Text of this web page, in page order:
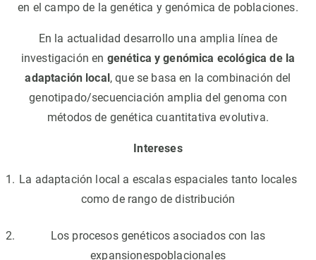
en el campo de la genética y genómica de poblaciones.
En la actualidad desarrollo una amplia línea de
investigación en genética y genómica ecológica de la
adaptación local, que se basa en la combinación del
genotipado/secuenciación amplia del genoma con
métodos de genética cuantitativa evolutiva.
Intereses
La adaptación local a escalas espaciales tanto locales
como de rango de distribución
Los procesos genéticos asociados con las
expansionespoblacionales